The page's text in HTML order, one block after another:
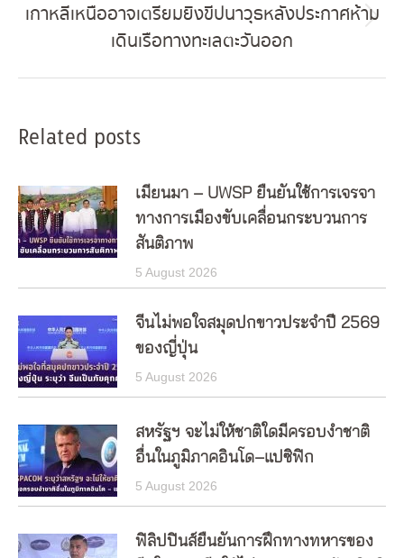
post:
เกาหลีเหนืออาจเตรียมยิงขีปนาวุธหลังประกาศห้าม
เดินเรือทางทะเลตะวันออก
Related posts
เมียนมา – UWSP ยืนยันใช้การเจรจา
ทางการเมืองขับเคลื่อนกระบวนการ
สันติภาพ
5 August 2026
จีนไม่พอใจสมุดปกขาวประจำปี 2569
ของญี่ปุ่น
5 August 2026
สหรัฐฯ จะไม่ให้ชาติใดมีครอบงำชาติ
อื่นในภูมิภาคอินโด–แปซิฟิก
5 August 2026
ฟิลิปปินส์ยืนยันการฝึกทางทหารของ